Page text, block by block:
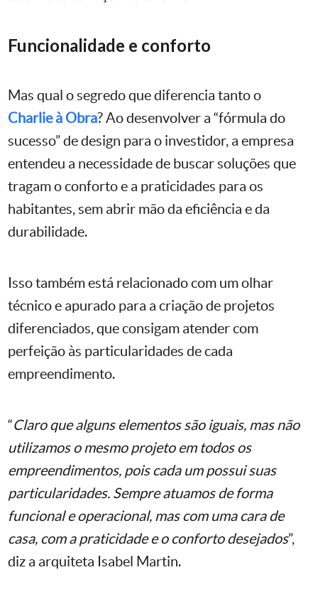
Funcionalidade e conforto
Mas qual o segredo que diferencia tanto o
Charlie à Obra? Ao desenvolver a “fórmula do
sucesso” de design para o investidor, a empresa
entendeu a necessidade de buscar soluções que
tragam o conforto e a praticidades para os
habitantes, sem abrir mão da eficiência e da
durabilidade.
Isso também está relacionado com um olhar
técnico e apurado para a criação de projetos
diferenciados, que consigam atender com
perfeição às particularidades de cada
empreendimento.
“Claro que alguns elementos são iguais, mas não
utilizamos o mesmo projeto em todos os
empreendimentos, pois cada um possui suas
particularidades. Sempre atuamos de forma
funcional e operacional, mas com uma cara de
casa, com a praticidade e o conforto desejados”,
diz a arquiteta Isabel Martin.